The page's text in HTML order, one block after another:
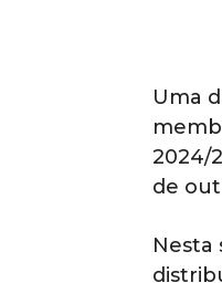
Uma
2024/
de
Nesta